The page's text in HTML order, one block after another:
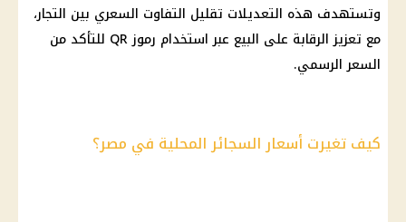
وتستهدف هذه التعديلات تقليل التفاوت السعري بين التجار،
مع تعزيز الرقابة على البيع عبر استخدام رموز QR للتأكد من
السعر الرسمي.
كيف تغيرت أسعار السجائر المحلية في مصر؟